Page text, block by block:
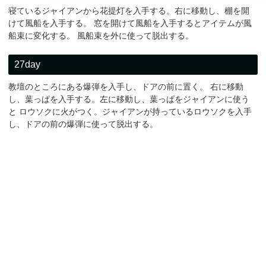
寝ているジャイアンから花提灯を入手する。右に移動し、棚を開
けて風船を入手する。 窓を開けて風船を入手するとアイテムが風
船束に変化する。 風船束を外に使って脱出する。
27day
教壇のところにある爆弾を入手し、ドアの前に置く。 右に移動
し、葉っぱを入手する。左に移動し、葉っぱをジャイアンに使う
と ロウソクに火がつく。ジャイアンが持っているロウソクを入手
し、ドアの前の爆弾に使って脱出する。